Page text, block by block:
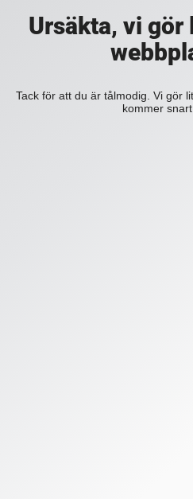
Ursäkta, vi gör
Tack för att du är tålmodig. Vi gör
kommer snart